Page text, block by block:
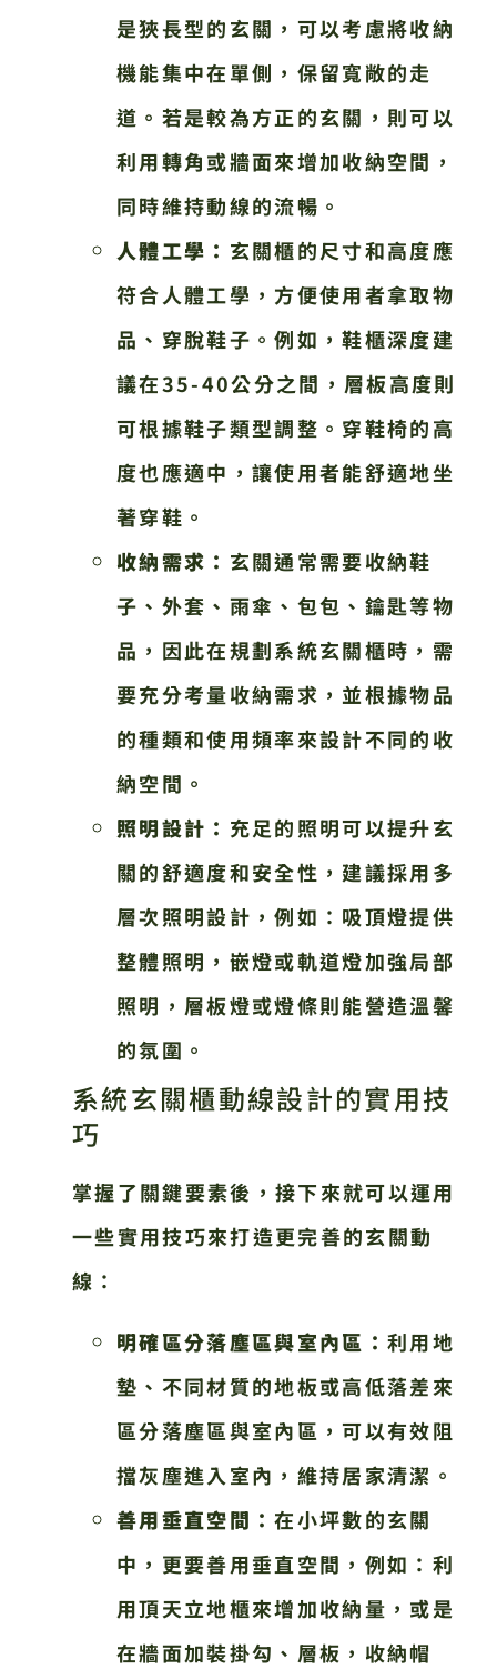
是狹長型的玄關，可以考慮將收納
機能集中在單側，保留寬敞的走
道。若是較為方正的玄關，則可以
利用轉角或牆面來增加收納空間，
同時維持動線的流暢。
人體工學： 玄關櫃的尺寸和高度應
符合人體工學，方便使用者拿取物
品、穿脫鞋子。例如，鞋櫃深度建
議在35-40公分之間，層板高度則
可根據鞋子類型調整。穿鞋椅的高
度也應適中，讓使用者能舒適地坐
著穿鞋。
收納需求： 玄關通常需要收納鞋
子、外套、雨傘、包包、鑰匙等物
品，因此在規劃系統玄關櫃時，需
要充分考量收納需求，並根據物品
的種類和使用頻率來設計不同的收
納空間。
照明設計： 充足的照明可以提升玄
關的舒適度和安全性，建議採用多
層次照明設計，例如：吸頂燈提供
整體照明，嵌燈或軌道燈加強局部
照明，層板燈或燈條則能營造溫馨
的氛圍。
系統玄關櫃動線設計的實用技
巧
掌握了關鍵要素後，接下來就可以運用
一些實用技巧來打造更完善的玄關動
線：
明確區分落塵區與室內區：利用地
墊、不同材質的地板或高低落差來
區分落塵區與室內區，可以有效阻
擋灰塵進入室內，維持居家清潔。
善用垂直空間：在小坪數的玄關
中，更要善用垂直空間，例如：利
用頂天立地櫃來增加收納量，或是
在牆面加裝掛勾、層板，收納帽